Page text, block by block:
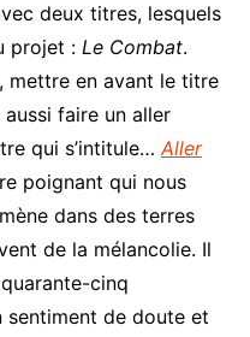
deux titres, lesquels
projet : Le Combat.
mettre en avant le titre
faire un aller
qui s’intitule…Aller
poignant qui nous
dans des terres
de la mélancolie. Il
cinq
sentiment de doute et